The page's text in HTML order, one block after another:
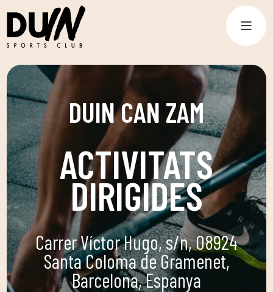
DUIN CAN ZAM
ACTIVITATS
DIRIGIDES
Carrer Víctor Hugo, s/n, 08924
Santa Coloma de Gramenet,
Barcelona, Espanya